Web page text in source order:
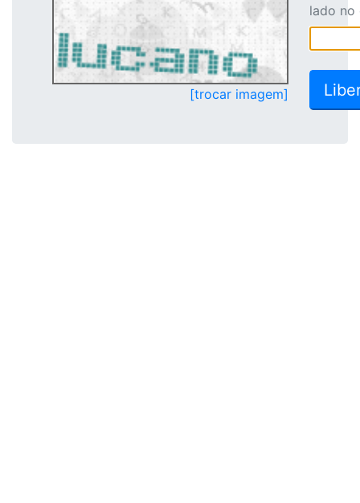
[trocar imagem]
lado no